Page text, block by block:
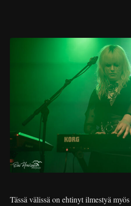
Tässä välissä on ehtinyt ilmestyä myös